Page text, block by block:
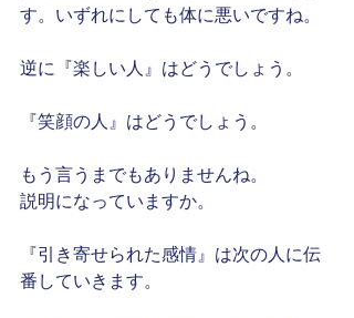
す。いずれにしても体に悪いですね。
逆に『楽しい人』はどうでしょう。
『笑顔の人』はどうでしょう。
もう言うまでもありませんね。
説明になっていますか。
『引き寄せられた感情』は次の人に伝
番していきます。